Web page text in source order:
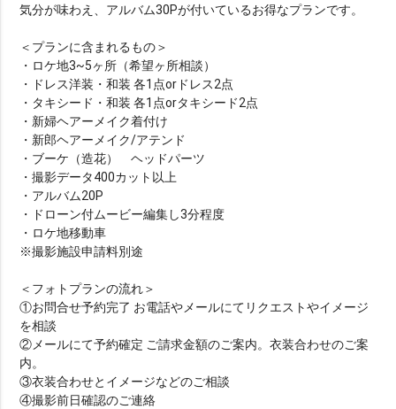
気分が味わえ、アルバム30Pが付いているお得なプランです。
＜プランに含まれるもの＞
・ロケ地3~5ヶ所（希望ヶ所相談）
・ドレス洋装・和装 各1点orドレス2点
・タキシード・和装 各1点orタキシード2点
・新婦ヘアーメイク着付け
・新郎ヘアーメイク/アテンド
・ブーケ（造花） ヘッドパーツ
・撮影データ400カット以上
・アルバム20P
・ドローン付ムービー編集し3分程度
・ロケ地移動車
※撮影施設申請料別途
＜フォトプランの流れ＞
①お問合せ予約完了 お電話やメールにてリクエストやイメージ
を相談
②メールにて予約確定 ご請求金額のご案内。衣装合わせのご案
内。
③衣装合わせとイメージなどのご相談
④撮影前日確認のご連絡